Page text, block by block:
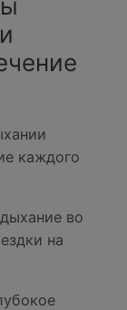
каждого
во
на